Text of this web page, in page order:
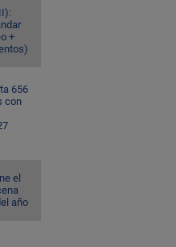
+
656
con
el
año